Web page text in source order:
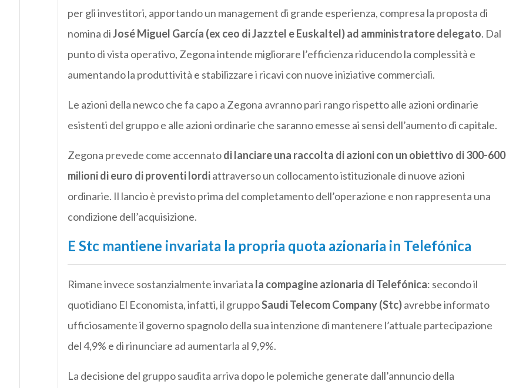
per gli investitori, apportando un management di grande esperienza, compresa la proposta di
nomina diJosé Miguel García (ex ceo di Jazztel e Euskaltel) ad amministratore delegato. Dal
punto di vista operativo, Zegona intende migliorare l’efficienza riducendo la complessità e
aumentando la produttività e stabilizzare i ricavi con nuove iniziative commerciali.
Le azioni della newco che fa capo a Zegona avranno pari rango rispetto alle azioni ordinarie
esistenti del gruppo e alle azioni ordinarie che saranno emesse ai sensi dell’aumento di capitale.
Zegona prevede come accennatodi lanciare una raccolta di azioni con un obiettivo di 300-600
milioni di euro di proventi lordiattraverso un collocamento istituzionale di nuove azioni
ordinarie. Il lancio è previsto prima del completamento dell’operazione e non rappresenta una
condizione dell’acquisizione.
E Stc mantiene invariata la propria quota azionaria in Telefónica
Rimane invece sostanzialmente invariata la compagine azionaria di Telefónica: secondo il
quotidiano El Economista, infatti, il gruppoSaudi Telecom Company (Stc)avrebbe informato
ufficiosamente il governo spagnolo della sua intenzione di mantenere l’attuale partecipazione
del 4,9% e di rinunciare ad aumentarla al 9,9%.
La decisione del gruppo saudita arriva dopo le polemiche generate dall’annuncio della